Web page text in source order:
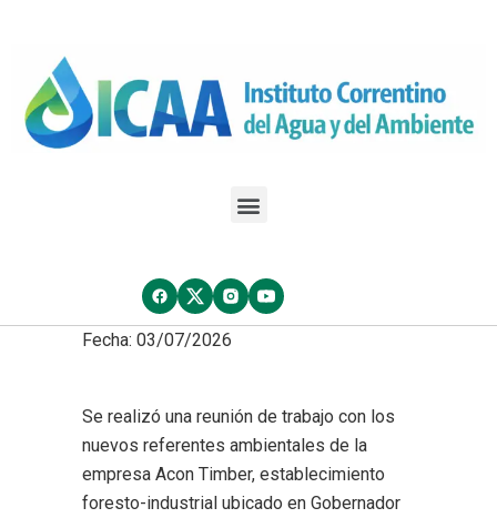
Fecha: 03/07/2026
Se realizó una reunión de trabajo con los
nuevos referentes ambientales de la
empresa Acon Timber, establecimiento
foresto-industrial ubicado en Gobernador